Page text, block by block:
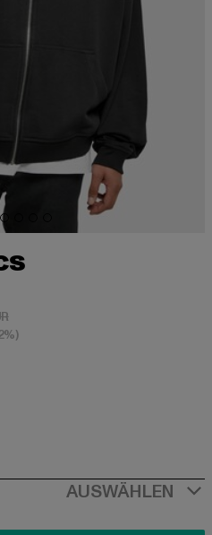
Aktionspreis: 59,99 EUR
AUSWÄHLEN